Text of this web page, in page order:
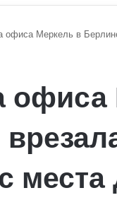
офиса Меркель в
офиса